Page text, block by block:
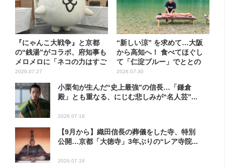
『にゃんこ大戦争』と京都
の“銭湯”がコラボ、府知事も
メロメロに「ネコの力はすご
い...
2026.07.27
“新しい涼” を求めて…大阪
から高知へ！ 食べてほぐし
て「仁淀ブルー」でととの
う...
2026.07.30
小栗旬が生んだ“史上最強”の信長…「鎌倉
殿」とも重なる、にじむ悲しみが“名人芸”...
2026.07.16
【9月から】織田信長の葬儀をした寺、特別
公開…京都「大徳寺」3年ぶりの“レア寺院...
2026.07.16